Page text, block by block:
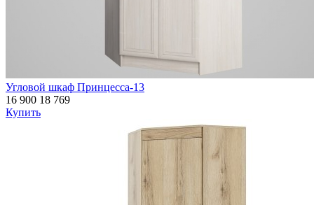
Угловой шкаф Принцесса-13
16 900 18 769
Купить